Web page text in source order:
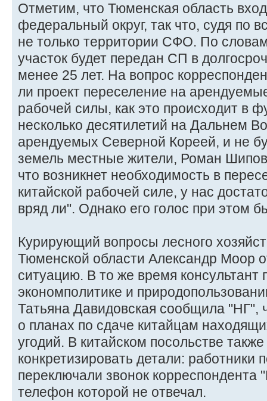
Отметим, что Тюменская область
федеральный округ, так что, судя по
не только территории СФО. По
участок будет передан СП в
менее 25 лет. На вопрос
ли проект переселение на
рабочей силы, как это происходит в
несколько десятилетий на Дальнем
арендуемых Северной Кореей, и не
земель местные жители, Роман
что возникнет необходимость в
китайской рабочей силе, у нас
вряд ли". Однако его голос при этом
Курирующий вопросы лесного
Тюменской области Александр Моор
ситуацию. В то же время консультант
экономполитике и
Татьяна Давидовская сообщила "НГ",
о планах по сдаче китайцам
угодий. В китайском посольстве
конкретизировать детали: работники
переключали звонок корреспондента
телефон которой не отвечал.